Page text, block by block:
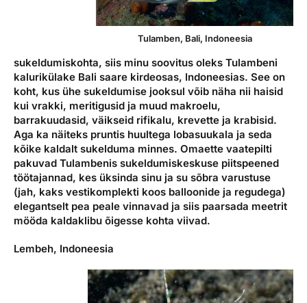
Tulamben, Bali, Indoneesia
sukeldumiskohta, siis minu soovitus oleks Tulambeni
kalurikülake Bali saare kirdeosas, Indoneesias. See on
koht, kus ühe sukeldumise jooksul võib näha nii haisid
kui vrakki, meritigusid ja muud makroelu,
barrakuudasid, väikseid rifikalu, krevette ja krabisid.
Aga ka näiteks pruntis huultega lobasuukala ja seda
kõike kaldalt sukelduma minnes. Omaette vaatepilti
pakuvad Tulambenis sukeldumiskeskuse piitspeened
töötajannad, kes üksinda sinu ja su sõbra varustuse
(jah, kaks vestikomplekti koos balloonide ja regudega)
elegantselt pea peale vinnavad ja siis paarsada meetrit
mööda kaldaklibu õigesse kohta viivad.
Lembeh, Indoneesia